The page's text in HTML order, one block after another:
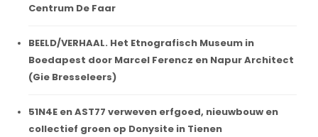
Centrum De Faar
BEELD/VERHAAL. Het Etnografisch Museum in
Boedapest door Marcel Ferencz en Napur Architect
(Gie Bresseleers)
51N4E en AST77 verweven erfgoed, nieuwbouw en
collectief groen op Donysite in Tienen